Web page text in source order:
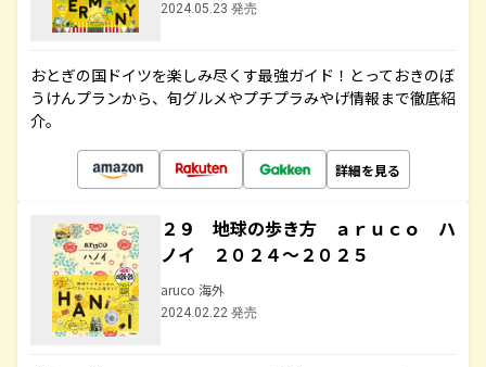
2024.05.23 発売
おとぎの国ドイツを楽しみ尽くす最強ガイド！とっておきのぼ
うけんプランから、旬グルメやプチプラみやげ情報まで徹底紹
介。
詳細を見る
２９ 地球の歩き方 ａｒｕｃｏ ハ
ノイ ２０２４～２０２５
aruco 海外
2024.02.22 発売